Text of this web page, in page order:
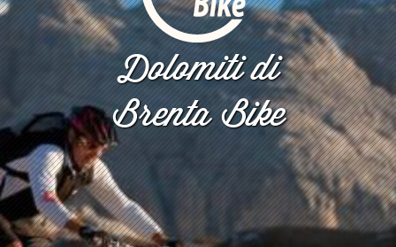
Dolomiti di
Brenta Bike